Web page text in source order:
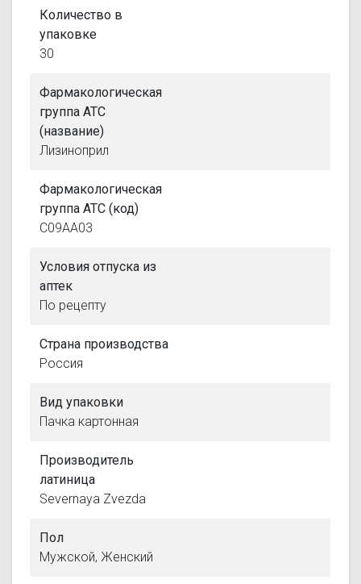
Количество в
упаковке
30
Фармакологическая
группа АТС
(название)
Лизиноприл
Фармакологическая
группа АТС (код)
C09AA03
Условия отпуска из
аптек
По рецепту
Страна производства
Россия
Вид упаковки
Пачка картонная
Производитель
латиница
Severnaya Zvezda
Пол
Мужской, Женский